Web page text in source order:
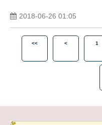
2018-06-26 01:05
<< < 1